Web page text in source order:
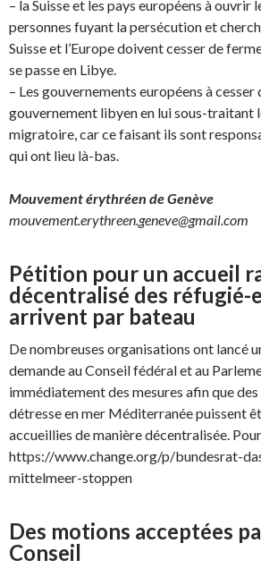
– la Suisse et les pays européens à ouvrir
personnes fuyant la persécution et
Suisse et l’Europe doivent cesser de
se passe en Libye.
– Les gouvernements européens à cesser
gouvernement libyen en lui sous-traitant
migratoire, car ce faisant ils sont
qui ont lieu là-bas.
Mouvement érythréen de Genève
mouvement.erythreen.geneve@gmail.com
Pétition pour un accueil
décentralisé des réfugié-
arrivent par bateau
De nombreuses organisations ont lancé
demande au Conseil fédéral et au
immédiatement des mesures afin que des
détresse en mer Méditerranée puissent
accueillies de manière décentralisée.
https://www.change.org/p/bundesrat-
mittelmeer-stoppen
Des motions acceptées
Conseil